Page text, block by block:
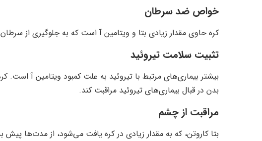
خواص ضد سرطان
کره حاوی مقدار زیادی بتا و ویتامین آ است که به جلوگیری از
تثبیت سلامت تیروئید
بیشتر بیماری‌های مرتبط با تیروئید به علت کمبود ویتامین آ است.
بدن در قبال بیماری‌های تیروئید مراقبت کند.
مراقبت از چشم
بتا کاروتن، که به مقدار زیادی در کره یافت می‌شود، از مدت‌ها